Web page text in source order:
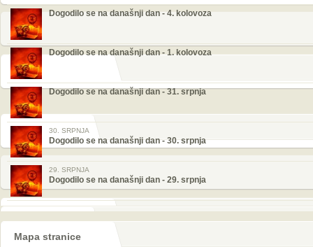
Dogodilo se na današnji dan - 4. kolovoza
Dogodilo se na današnji dan - 1. kolovoza
Dogodilo se na današnji dan - 31. srpnja
30. SRPNJA
Dogodilo se na današnji dan - 30. srpnja
29. SRPNJA
Dogodilo se na današnji dan - 29. srpnja
Mapa stranice